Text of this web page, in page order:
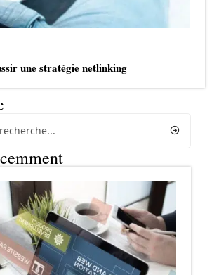
une stratégie netlinking